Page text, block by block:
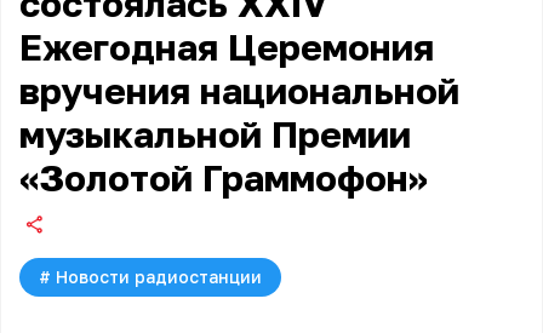
Ежегодная Церемония
вручения национальной
музыкальной Премии
«Золотой Граммофон»
# Новости радиостанции